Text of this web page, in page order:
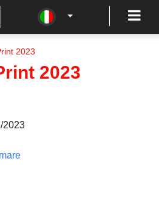
2023
2023
2023